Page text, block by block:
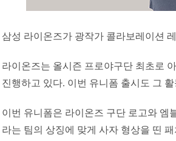
삼성 라이온즈가 광작가 콜라보레이션
라이온즈는 올시즌 프로야구단 최초로
진행하고 있다. 이번 유니폼 출시도 그
이번 유니폼은 라이온즈 구단 로고와 엠
라는 팀의 상징에 맞게 사자 형상을 띤